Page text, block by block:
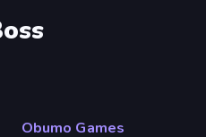
Obumo Games